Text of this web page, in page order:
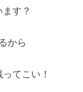
す？
から
てこい！